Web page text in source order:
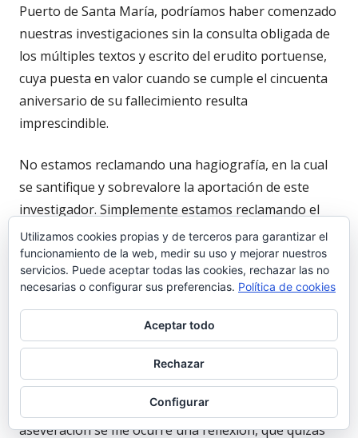
Puerto de Santa María, podríamos haber comenzado
nuestras investigaciones sin la consulta obligada de
los múltiples textos y escrito del erudito portuense,
cuya puesta en valor cuando se cumple el cincuenta
aniversario de su fallecimiento resulta
imprescindible.
No estamos reclamando una hagiografía, en la cual
se santifique y sobrevalore la aportación de este
investigador. Simplemente estamos reclamando el
puesto que por derecho debe de ocupar y que por
parte de algunos se intenta arrebatar.
Se le acusa de haber ocultado documentación para
que los investigadores posteriores no la
encontraran, e incluso de hacer desaparecer parte de
ella. No queremos entrar en una discusión acerca de
la veracidad de tales afirmaciones, para lo cual no
creemos estar capacitados, pero al hilo de esta
aseveración se me ocurre una reflexión, que quizás
Utilizamos cookies propias y de terceros para garantizar el
funcionamiento de la web, medir su uso y mejorar nuestros
servicios. Puede aceptar todas las cookies, rechazar las no
necesarias o configurar sus preferencias. Política de cookies
Aceptar todo
Rechazar
Configurar